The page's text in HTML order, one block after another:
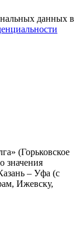
данных в
(Горьковское
значения
– Уфа (с
Ижевску,